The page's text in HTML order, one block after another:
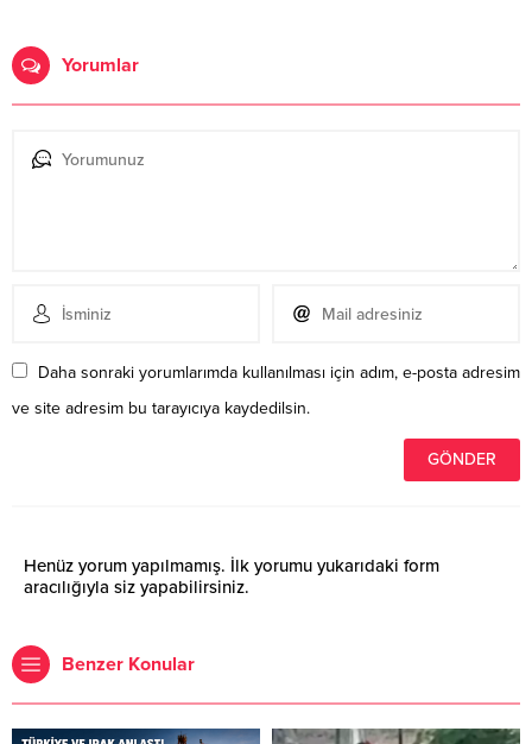
Yorumlar
Daha sonraki yorumlarımda kullanılması için adım, e-posta adresim
ve site adresim bu tarayıcıya kaydedilsin.
Henüz yorum yapılmamış. İlk yorumu yukarıdaki form
aracılığıyla siz yapabilirsiniz.
Benzer Konular